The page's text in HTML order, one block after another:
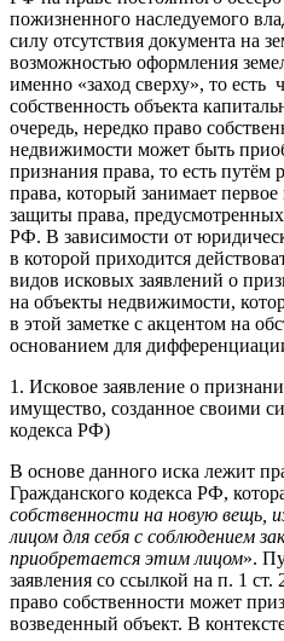
пожизненного наследуемого
силу отсутствия документа на
возможностью оформления
именно «заход сверху», то есть
собственность объекта
очередь, нередко право
недвижимости может быть
признания права, то есть путём
права, который занимает
защиты права, предусмотренных
РФ. В зависимости от
в которой приходится
видов исковых заявлений о
на объекты недвижимости,
в этой заметке с акцентом на
основанием для
1. Исковое заявление о
имущество, созданное своими
кодекса РФ)
В основе данного иска лежит
Гражданского кодекса РФ,
собственности на новую вещь,
лицом для себя с соблюдением
приобретается этим лицом».
заявления со ссылкой на п. 1
право собственности может
возведенный объект. В